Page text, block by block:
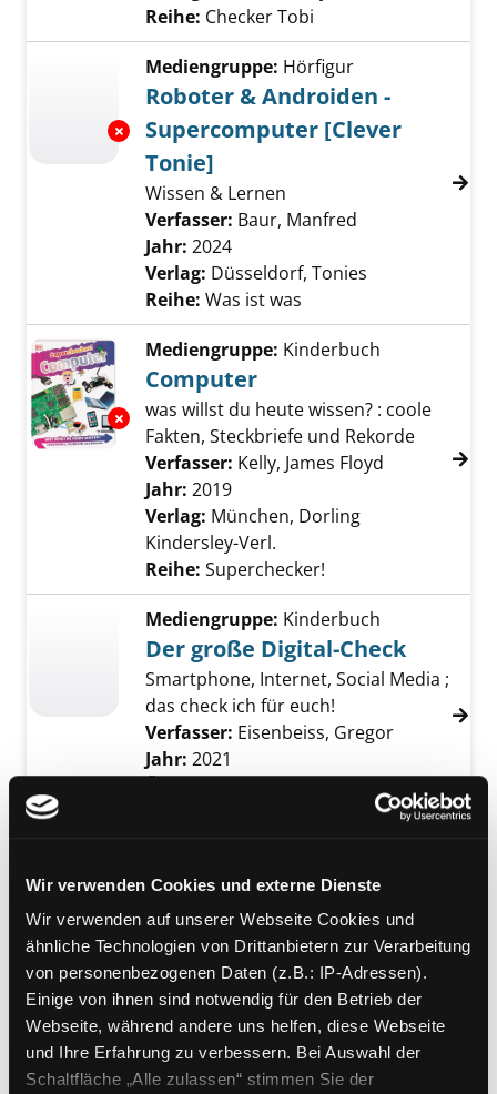
Wir verwenden Cookies und externe Dienste
Wir verwenden auf unserer Webseite Cookies und
ähnliche Technologien von Drittanbietern zur Verarbeitung
von personenbezogenen Daten (z.B.: IP-Adressen).
Einige von ihnen sind notwendig für den Betrieb der
Webseite, während andere uns helfen, diese Webseite
und Ihre Erfahrung zu verbessern. Bei Auswahl der
Schaltfläche „Alle zulassen“ stimmen Sie der
Reihe: Checker Tobi
Exemplar-Details von Roboter & Androiden
Mediengruppe: Hörfigur
Roboter & Androiden -
Supercomputer [Clever
Tonie]
Wissen & Lernen
Verfasser: Baur, Manfred
Jahr: 2024
Verlag: Düsseldorf, Tonies
Reihe: Was ist was
Exemplar-Details von Computer anzeigen
Mediengruppe: Kinderbuch
Computer
was willst du heute wissen? : coole
Fakten, Steckbriefe und Rekorde
Verfasser: Kelly, James Floyd Suche nach
Jahr: 2019
Verlag: München, Dorling
Kindersley-Verl.
Reihe: Superchecker!
Mediengruppe: Kinderbuch
Der große Digital-Check
Smartphone, Internet, Social Media ;
das check ich für euch!
Verfasser: Eisenbeiss, Gregor
Jahr: 2021
Der große Digital-Check
Smartphone, Internet, Social Media ;
das check ich für euch!
Verfasser:Eisenbeiss, Gregor
Jahr: 2021
Übergeordnetes Werk:Neue
Medien